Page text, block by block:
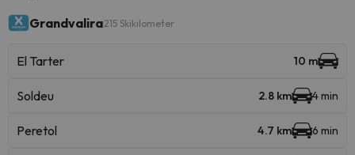
Grandvalira215 Skikilometer
El Tarter 10 m
Soldeu 2.8 km 4 min
Peretol 4.7 km 6 min